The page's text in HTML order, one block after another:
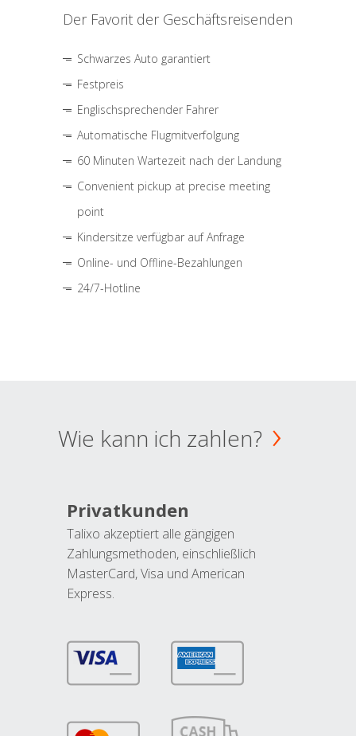
Der Favorit der Geschäftsreisenden
Schwarzes Auto garantiert
Festpreis
Englischsprechender Fahrer
Automatische Flugmitverfolgung
60 Minuten Wartezeit nach der Landung
Convenient pickup at precise meeting
point
Kindersitze verfügbar auf Anfrage
Online- und Offline-Bezahlungen
24/7-Hotline
Wie kann ich zahlen?
Privatkunden
Talixo akzeptiert alle gängigen
Zahlungsmethoden, einschließlich
MasterCard, Visa und American
Express.